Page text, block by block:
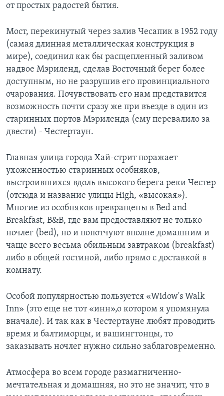
от простых радостей бытия.
Мост, перекинутый через залив Чесапик в 1952 году
(самая длинная металлическая конструкция в
мире), соединил как бы расщепленный заливом
надвое Мэриленд, сделав Восточный берег более
доступным, но не разрушив его провинциального
очарования. Почувствовать его нам представится
возможность почти сразу же при въезде в один из
старинных портов Мэриленда (ему перевалило за
двести) - Честертаун.
Главная улица города Хай-стрит поражает
ухоженностью старинных особняков,
выстроившихся вдоль высокого берега реки Честер
(отсюда и название улицы High, «высокая»).
Многие из особняков превращены в Bed and
Breakfast, B&B, где вам предоставляют не только
ночлег (bed), но и попотчуют вполне домашним и
чаще всего весьма обильным завтраком (breakfast)
либо в общей гостиной, либо прямо с доставкой в
комнату.
Особой популярностью пользуется «Widow's Walk
Inn» (это еще не тот «инн»,о котором я упомянула
вначале). И так как в Честертауне любят проводить
время и балтиморцы, и вашингтонцы, то
заказывать ночлег нужно сильно заблаговременно.
Атмосфера во всем городе размагниченно-
мечтательная и домашняя, но это не значит, что в